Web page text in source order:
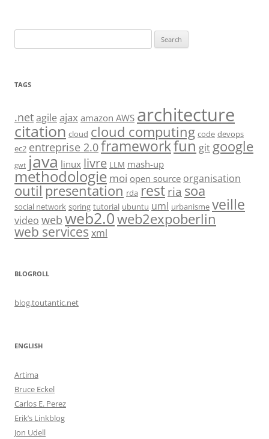
for:
TAGS
.netagile ajax amazon AWS architecture
citation cloud cloud computing code devops
ec2 entreprise 2.0frameworkfun git google
gwt java linux livre LLM mash-up
methodologie moi open source organisation
outil presentation rda restria soa
social network spring tutorial ubuntu uml urbanisme veille
video web web2.0web2expoberlin
web servicesxml
BLOGROLL
blog.toutantic.net
ENGLISH
Artima
Bruce Eckel
Carlos E. Perez
Erik’s Linkblog
Jon Udell